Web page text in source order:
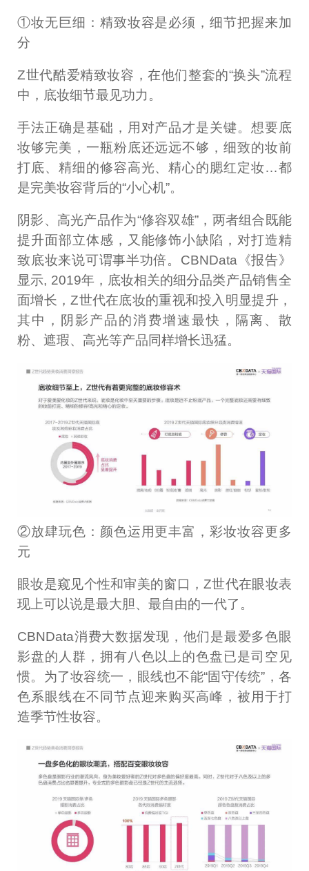
①妆无巨细：精致妆容是必须，细节把握来加
分
Z世代酷爱精致妆容，在他们整套的“换头”流程
中，底妆细节最见功力。
手法正确是基础，用对产品才是关键。想要底
妆够完美，一瓶粉底还远远不够，细致的妆前
打底、精细的修容高光、精心的腮红定妆…都
是完美妆容背后的“小心机”。
阴影、高光产品作为“修容双雄”，两者组合既能
提升面部立体感，又能修饰小缺陷，对打造精
致底妆来说可谓事半功倍。CBNData《报告》
显示, 2019年，底妆相关的细分品类产品销售全
面增长，Z世代在底妆的重视和投入明显提升，
其中，阴影产品的消费增速最快，隔离、散
粉、遮瑕、高光等产品同样增长迅猛。
②放肆玩色：颜色运用更丰富，彩妆妆容更多
元
眼妆是窥见个性和审美的窗口，Z世代在眼妆表
现上可以说是最大胆、最自由的一代了。
CBNData消费大数据发现，他们是最爱多色眼
影盘的人群，拥有八色以上的色盘已是司空见
惯。为了妆容统一，眼线也不能“固守传统”，各
色系眼线在不同节点迎来购买高峰，被用于打
造季节性妆容。